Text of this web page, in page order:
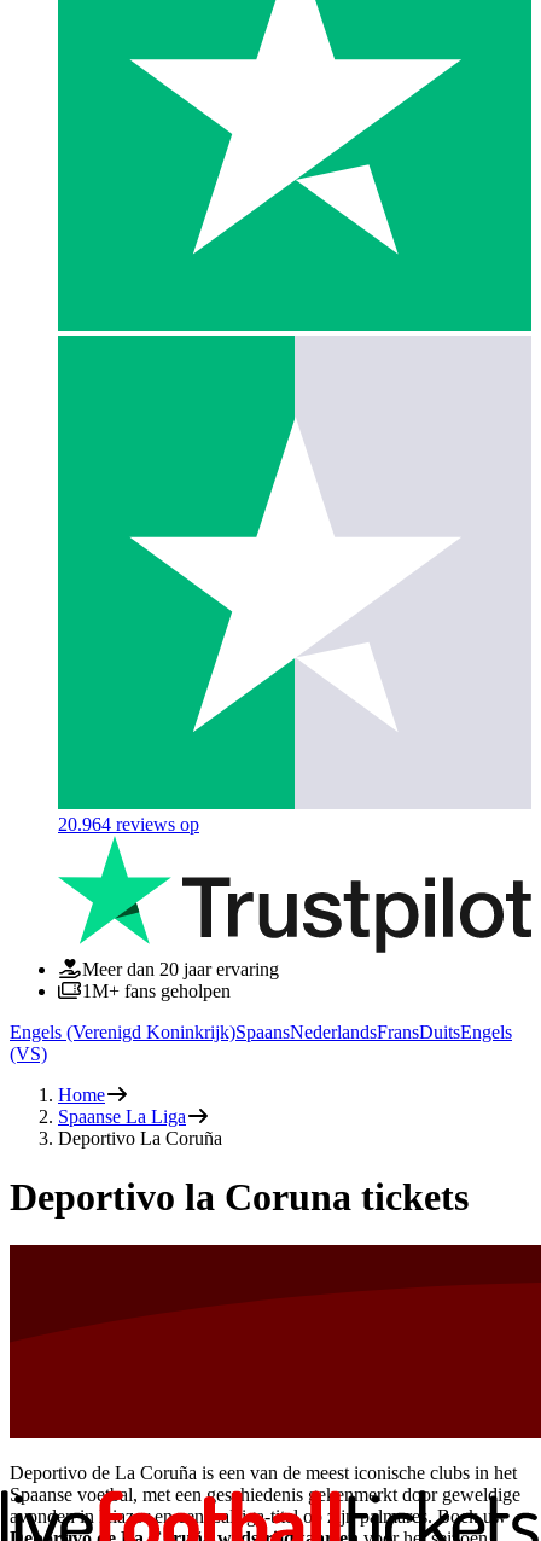
20.964 reviews op
Meer dan 20 jaar ervaring
1M+ fans geholpen
Engels (Verenigd Koninkrijk)SpaansNederlandsFransDuitsEngels
(VS)
Home
Spaanse La Liga
Deportivo La Coruña
Deportivo la Coruna tickets
Deportivo de La Coruña is een van de meest iconische clubs in het
Spaanse voetbal, met een geschiedenis gekenmerkt door geweldige
avonden in Riazor en een LaLiga-titel op zijn palmares. Boek uw